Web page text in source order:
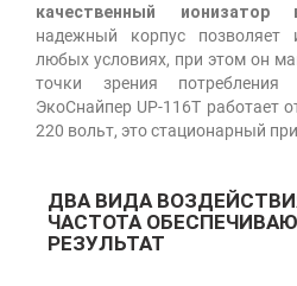
качественный ионизатор
надежный корпус позволяет
любых условиях, при этом он
точки зрения потребления
ЭкоСнайпер UP-116T работает
220 вольт, это стационарный
ДВА ВИДА
ЧАСТОТА
РЕЗУЛЬТАТ